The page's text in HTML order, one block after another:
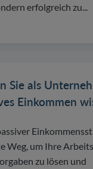
erfolgreich zu...
Sie als
Einkommen
Weg, um Ihre
zu lösen und